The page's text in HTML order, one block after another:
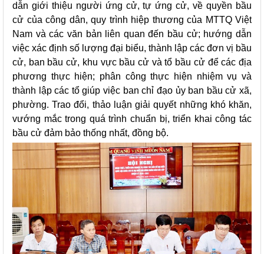
dẫn giới thiệu người ứng cử, tự ứng cử, về quyền bầu
cử của công dân, quy trình hiệp thương của MTTQ Việt
Nam và các văn bản liên quan đến bầu cử; hướng dẫn
việc xác định số lượng đại biểu, thành lập các đơn vị bầu
cử, ban bầu cử, khu vực bầu cử và tổ bầu cử để các địa
phương thực hiện; phân công thực hiện nhiệm vụ và
thành lập các tổ giúp việc ban chỉ đạo ủy ban bầu cử xã,
phường. Trao đổi, thảo luận giải quyết những khó khăn,
vướng mắc trong quá trình chuẩn bị, triển khai công tác
bầu cử đảm bảo thống nhất, đồng bộ.